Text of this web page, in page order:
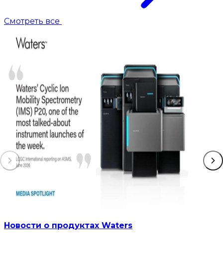
Смотреть все
Новости о продуктах Waters